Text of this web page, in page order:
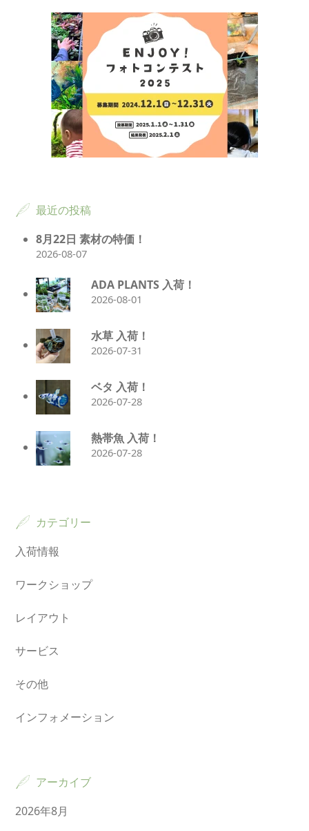
最近の投稿
8月22日 素材の特価！
2026-08-07
ADA PLANTS 入荷！
2026-08-01
水草 入荷！
2026-07-31
ベタ 入荷！
2026-07-28
熱帯魚 入荷！
2026-07-28
カテゴリー
入荷情報
ワークショップ
レイアウト
サービス
その他
インフォメーション
アーカイブ
2026年8月